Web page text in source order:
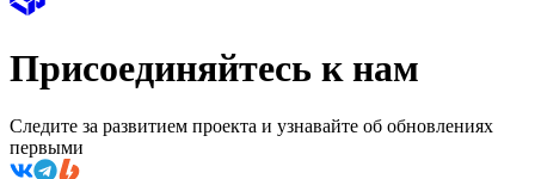
Присоединяйтесь к нам
Следите за развитием проекта и узнавайте об обновлениях
первыми